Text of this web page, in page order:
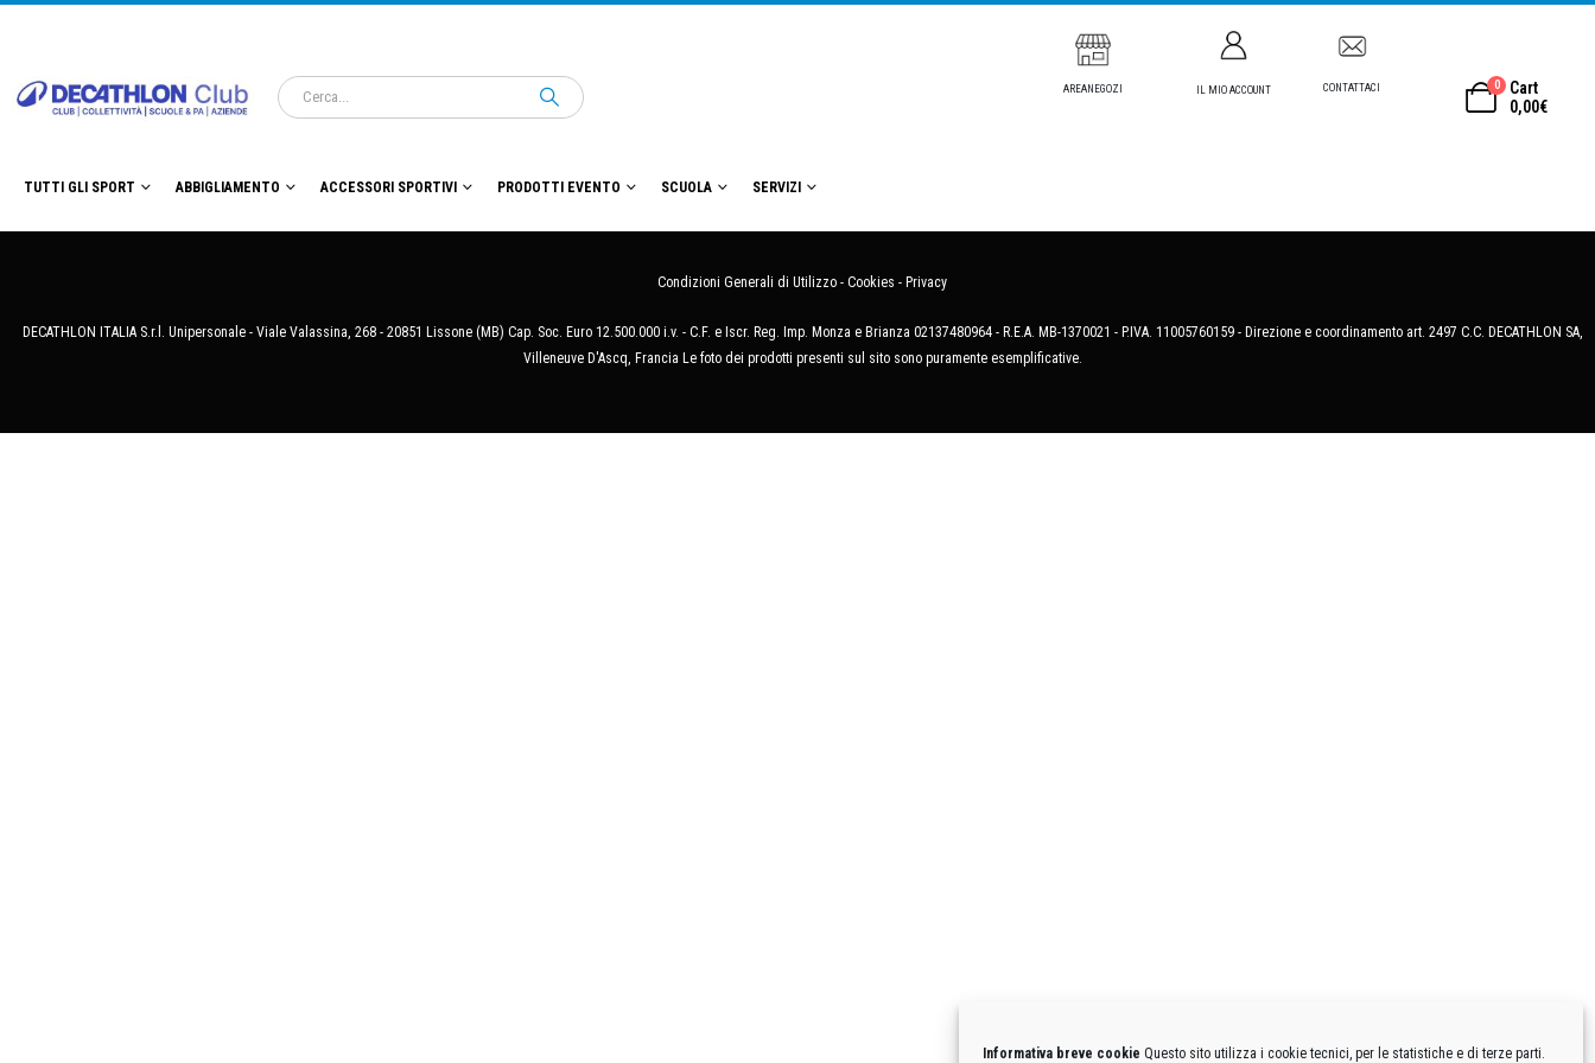
Informativa breve cookie Questo sito utilizza i cookie tecnici, per le statistiche e di terze parti.
AREANEGOZI IL MIO ACCOUNT CONTATTACI 0
Cart
0,00€
TUTTI GLI SPORT ABBIGLIAMENTO ACCESSORI SPORTIVI PRODOTTI EVENTO SCUOLA SERVIZI
Condizioni Generali di Utilizzo - Cookies - Privacy
DECATHLON ITALIA S.r.l. Unipersonale - Viale Valassina, 268 - 20851 Lissone (MB) Cap. Soc. Euro 12.500.000 i.v. - C.F. e Iscr. Reg. Imp. Monza e Brianza 02137480964 - R.E.A. MB-1370021 - P.IVA. 11005760159 - Direzione e coordinamento art. 2497 C.C. DECATHLON SA,
Villeneuve D'Ascq, Francia Le foto dei prodotti presenti sul sito sono puramente esemplificative.